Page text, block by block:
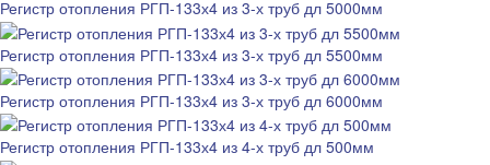
Регистр отопления РГП-133х4 из 3-х труб дл 5000мм
Регистр отопления РГП-133х4 из 3-х труб дл 5500мм
Регистр отопления РГП-133х4 из 3-х труб дл 6000мм
Регистр отопления РГП-133х4 из 4-х труб дл 500мм